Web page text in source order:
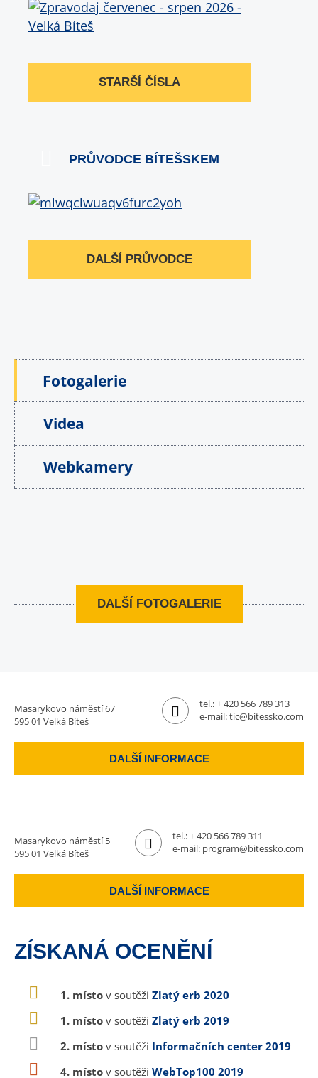
STARŠÍ ČÍSLA
PRŮVODCE BÍTEŠSKEM
DALŠÍ PRŮVODCE
Fotogalerie
Videa
Webkamery
DALŠÍ FOTOGALERIE
Masarykovo náměstí 67
595 01 Velká Bíteš
tel.:+ 420 566 789 313
e-mail:tic@bitessko.com
DALŠÍ INFORMACE
Masarykovo náměstí 5
595 01 Velká Bíteš
tel.:+ 420 566 789 311
e-mail: program@bitessko.com
DALŠÍ INFORMACE
ZÍSKANÁ OCENĚNÍ
1. místo v soutěži Zlatý erb 2020
1. místo v soutěži Zlatý erb 2019
2. místo v soutěži Informačních center 2019
4. místo v soutěži WebTop100 2019